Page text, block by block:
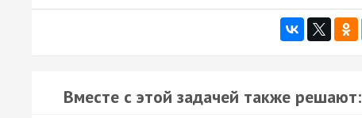
Вместе с этой задачей также решают: